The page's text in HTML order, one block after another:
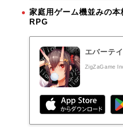
家庭用ゲーム機並みの
RPG
エバーテ
ZigZaGame